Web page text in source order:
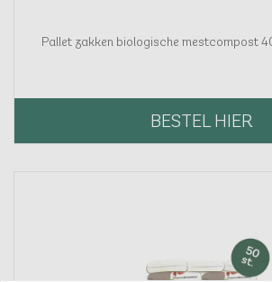
Pallet zakken biologische mestcompost
BESTEL HIER